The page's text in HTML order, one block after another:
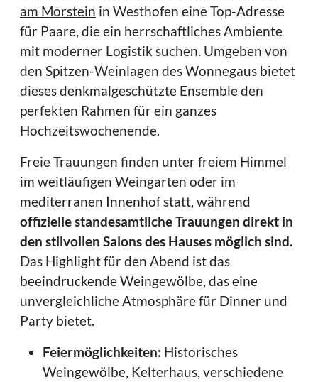
am Morstein in Westhofen eine Top-Adresse
für Paare, die ein herrschaftliches Ambiente
mit moderner Logistik suchen. Umgeben von
den Spitzen-Weinlagen des Wonnegaus bietet
dieses denkmalgeschützte Ensemble den
perfekten Rahmen für ein ganzes
Hochzeitswochenende.
Freie Trauungen finden unter freiem Himmel
im weitläufigen Weingarten oder im
mediterranen Innenhof statt, während
offizielle standesamtliche Trauungen direkt in
den stilvollen Salons des Hauses möglich sind.
Das Highlight für den Abend ist das
beeindruckende Weingewölbe, das eine
unvergleichliche Atmosphäre für Dinner und
Party bietet.
Feiermöglichkeiten: Historisches
Weingewölbe, Kelterhaus, verschiedene